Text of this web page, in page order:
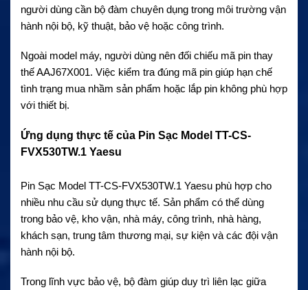
người dùng cần bộ đàm chuyên dụng trong môi trường vận
hành nội bộ, kỹ thuật, bảo vệ hoặc công trình.
Ngoài model máy, người dùng nên đối chiếu mã pin thay
thế AAJ67X001. Việc kiểm tra đúng mã pin giúp hạn chế
tình trạng mua nhầm sản phẩm hoặc lắp pin không phù hợp
với thiết bị.
Ứng dụng thực tế của Pin Sạc Model TT-CS-
FVX530TW.1 Yaesu
Pin Sạc Model TT-CS-FVX530TW.1 Yaesu phù hợp cho
nhiều nhu cầu sử dụng thực tế. Sản phẩm có thể dùng
trong bảo vệ, kho vận, nhà máy, công trình, nhà hàng,
khách sạn, trung tâm thương mại, sự kiện và các đội vận
hành nội bộ.
Trong lĩnh vực bảo vệ, bộ đàm giúp duy trì liên lạc giữa